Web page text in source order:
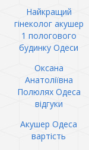
Найкращий
гінеколог акушер
1 пологового
будинку Одеси
Оксана
Анатоліївна
Полюлях Одеса
відгуки
Акушер Одеса
вартість